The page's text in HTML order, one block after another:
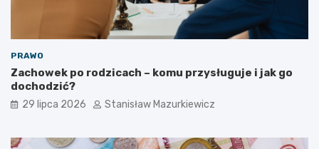
PRAWO
Zachowek po rodzicach – komu przysługuje i jak go
dochodzić?
29 lipca 2026 Stanisław Mazurkiewicz